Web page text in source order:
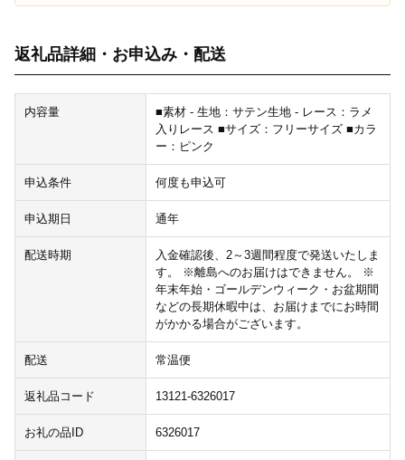
返礼品詳細・お申込み・配送
内容量
■素材 - 生地：サテン生地 - レース：ラメ
入りレース ■サイズ：フリーサイズ ■カラ
ー：ピンク
申込条件 何度も申込可
申込期日 通年
配送時期
入金確認後、2～3週間程度で発送いたしま
す。 ※離島へのお届けはできません。 ※
年末年始・ゴールデンウィーク・お盆期間
などの長期休暇中は、お届けまでにお時間
がかかる場合がございます。
配送 常温便
返礼品コード 13121-6326017
お礼の品ID 6326017